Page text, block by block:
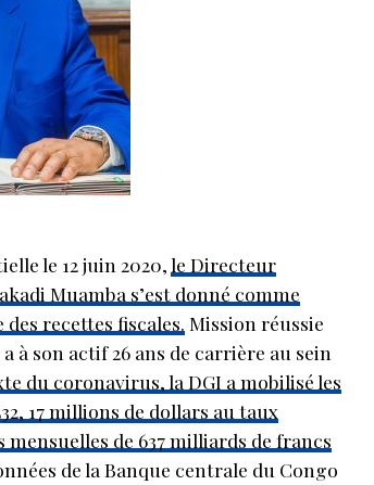
le 12 juin 2020,le Directeur
Muamba s’est donné comme
recettes fiscales. Mission réussie
à son actif 26 ans de carrière au sein
du coronavirus, la DGI a mobilisé les
17 millions de dollars au taux
de 637 milliards de francs
de la Banque centrale du Congo